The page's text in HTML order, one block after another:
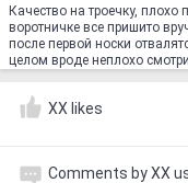
Качество на троечку, плохо
воротничке все пришито
после первой носки
целом вроде неплохо
XX likes
Comments by XX